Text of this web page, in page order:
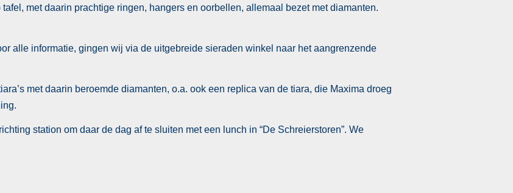
met daarin prachtige ringen, hangers en oorbellen, allemaal bezet met diamanten.
alle informatie, gingen wij via de uitgebreide sieraden winkel naar het aangrenzende
met daarin beroemde diamanten, o.a. ook een replica van de tiara, die Maxima droeg
station om daar de dag af te sluiten met een lunch in “De Schreierstoren”. We